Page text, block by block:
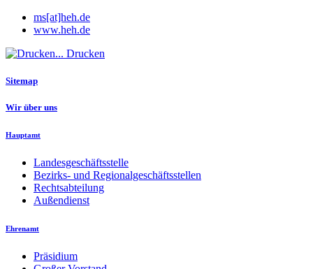
ms​[at]​heh.de
www.heh.de
Drucken
Sitemap
Wir über uns
Hauptamt
Landesgeschäftsstelle
Bezirks- und Regionalgeschäftsstellen
Rechtsabteilung
Außendienst
Ehrenamt
Präsidium